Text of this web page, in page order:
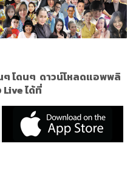
โดนๆ ดาวน์โหลดแอพพลิ
Live ได้ที่